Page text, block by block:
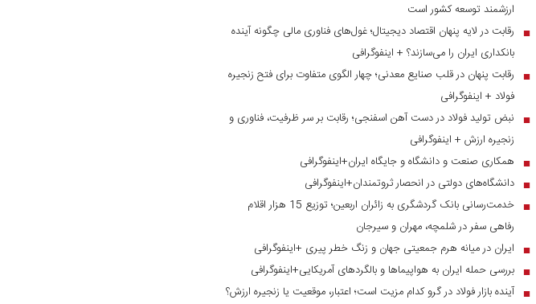
ارزشمند توسعه کشور است
■
رقابت در لایه پنهان اقتصاد دیجیتال؛ غول‌های فناوری مالی چگونه آینده
بانکداری ایران را می‌سازند؟ + اینفوگرافی
■
رقابت پنهان در قلب صنایع معدنی؛ چهار الگوی متفاوت برای فتح زنجیره
فولاد + اینفوگرافی
■
نبض تولید فولاد در دست آهن اسفنجی؛ رقابت بر سر ظرفیت، فناوری و
زنجیره ارزش + اینفوگرافی
■ همکاری صنعت و دانشگاه و جایگاه ایران+اینفوگرافی
■ دانشگاه‌های دولتی در انحصار ثروتمندان+اینفوگرافی
■
خدمت‌رسانی بانک گردشگری به زائران اربعین؛ توزیع 15 هزار اقلام
رفاهی سفر در شلمچه، مهران و سیرجان
■ ایران در میانه هرم جمعیتی جهان و زنگ خطر پیری +اینفوگرافی
■ بررسی حمله ایران به هواپیماها و بالگردهای آمریکایی+اینفوگرافی
■ آینده بازار فولاد در گرو کدام مزیت است؛ اعتبار، موقعیت یا زنجیره ارزش؟